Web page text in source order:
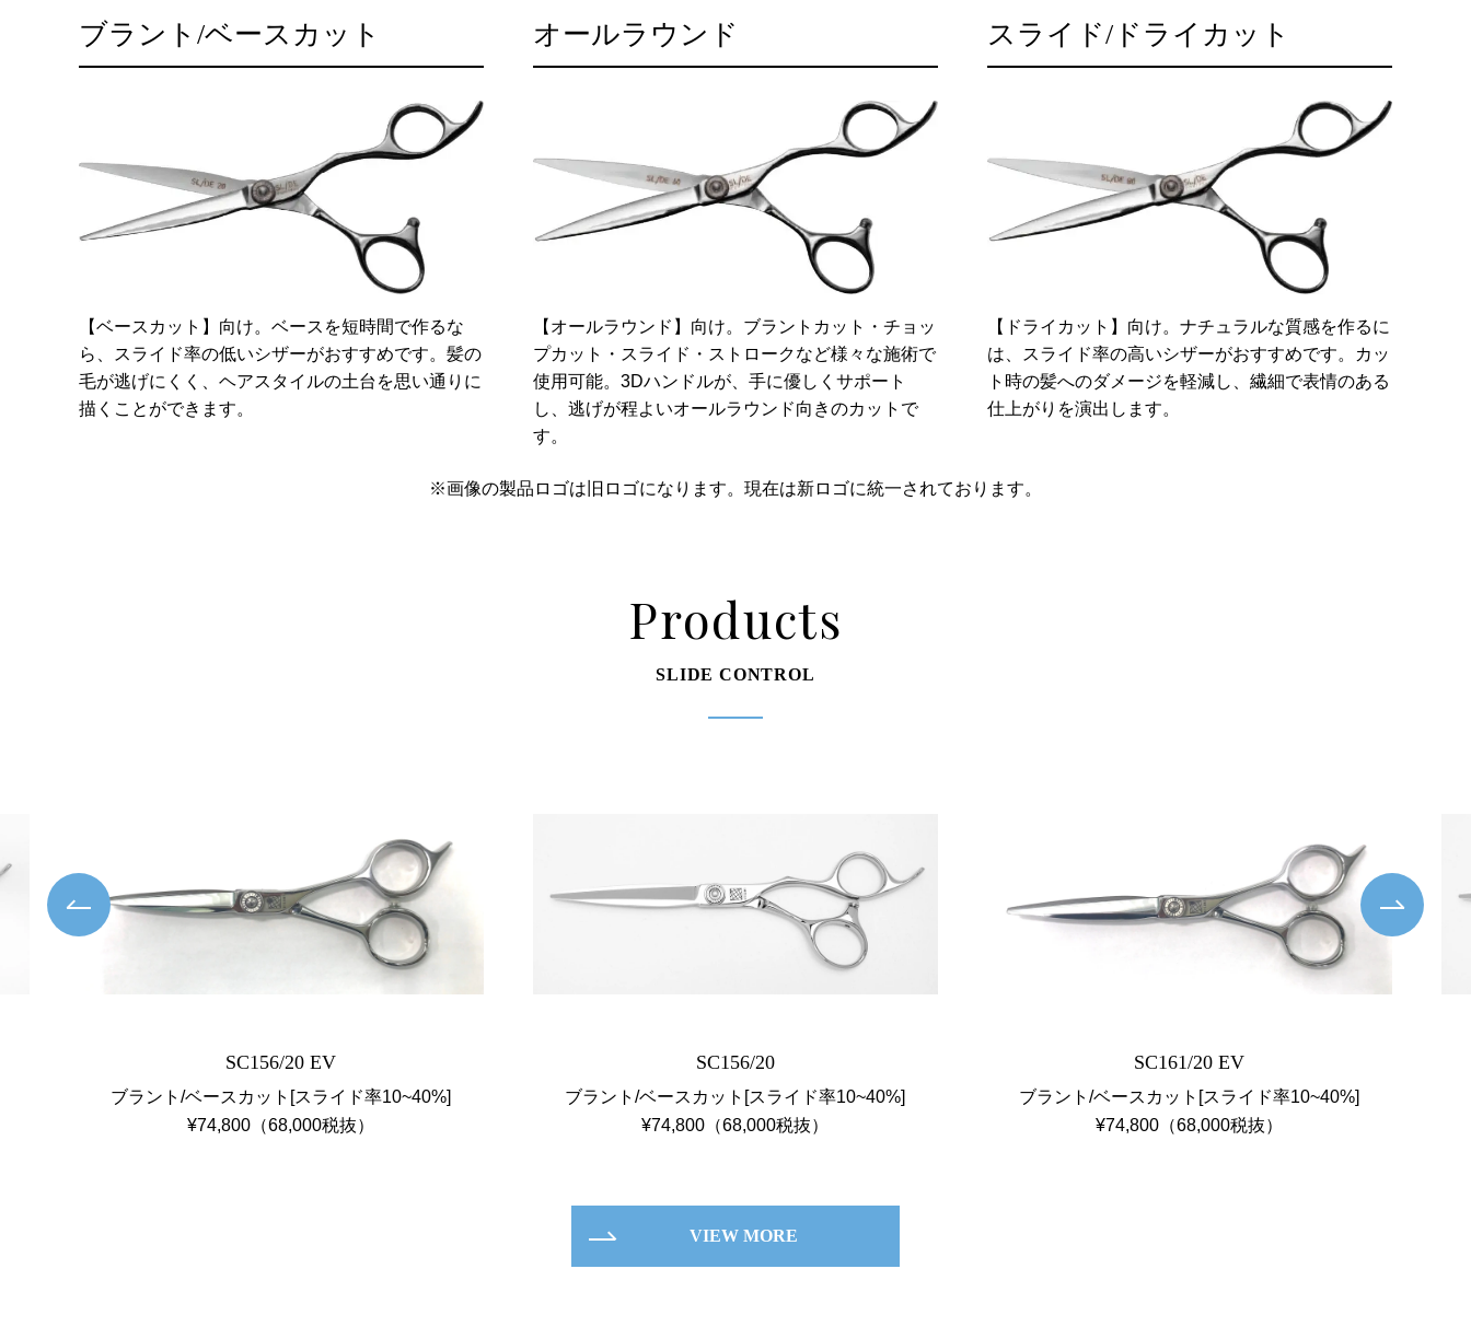
ブラント/ベースカット
【ベースカット】向け。ベースを短時間で作るな
ら、スライド率の低いシザーがおすすめです。髪の
毛が逃げにくく、ヘアスタイルの土台を思い通りに
描くことができます。
オールラウンド
【オールラウンド】向け。ブラントカット・チョッ
プカット・スライド・ストロークなど様々な施術で
使用可能。3Dハンドルが、手に優しくサポート
し、逃げが程よいオールラウンド向きのカットで
す。
スライド/ドライカット
【ドライカット】向け。ナチュラルな質感を作るに
は、スライド率の高いシザーがおすすめです。カッ
ト時の髪へのダメージを軽減し、繊細で表情のある
仕上がりを演出します。
※画像の製品ロゴは旧ロゴになります。現在は新ロゴに統一されております。
Products
SLIDE CONTROL
Previous
SC156/20 EV
ブラント/ベースカット[スライド率10~40%]
¥74,800（68,000税抜）
SC156/20
ブラント/ベースカット[スライド率10~40%]
¥74,800（68,000税抜）
SC161/20 EV
ブラント/ベースカット[スライド率10~40%]
¥74,800（68,000税抜）
Next
VIEW MORE